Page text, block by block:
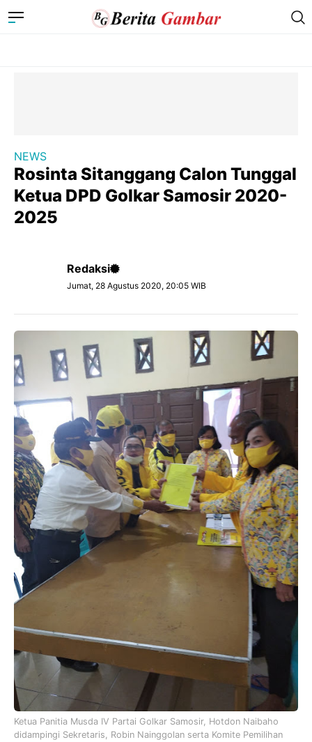
NEWS
Rosinta Sitanggang Calon Tunggal
Ketua DPD Golkar Samosir 2020-
2025
Redaksi
Jumat, 28 Agustus 2020, 20:05 WIB
Ketua Panitia Musda IV Partai Golkar Samosir, Hotdon Naibaho
didampingi Sekretaris, Robin Nainggolan serta Komite Pemilihan